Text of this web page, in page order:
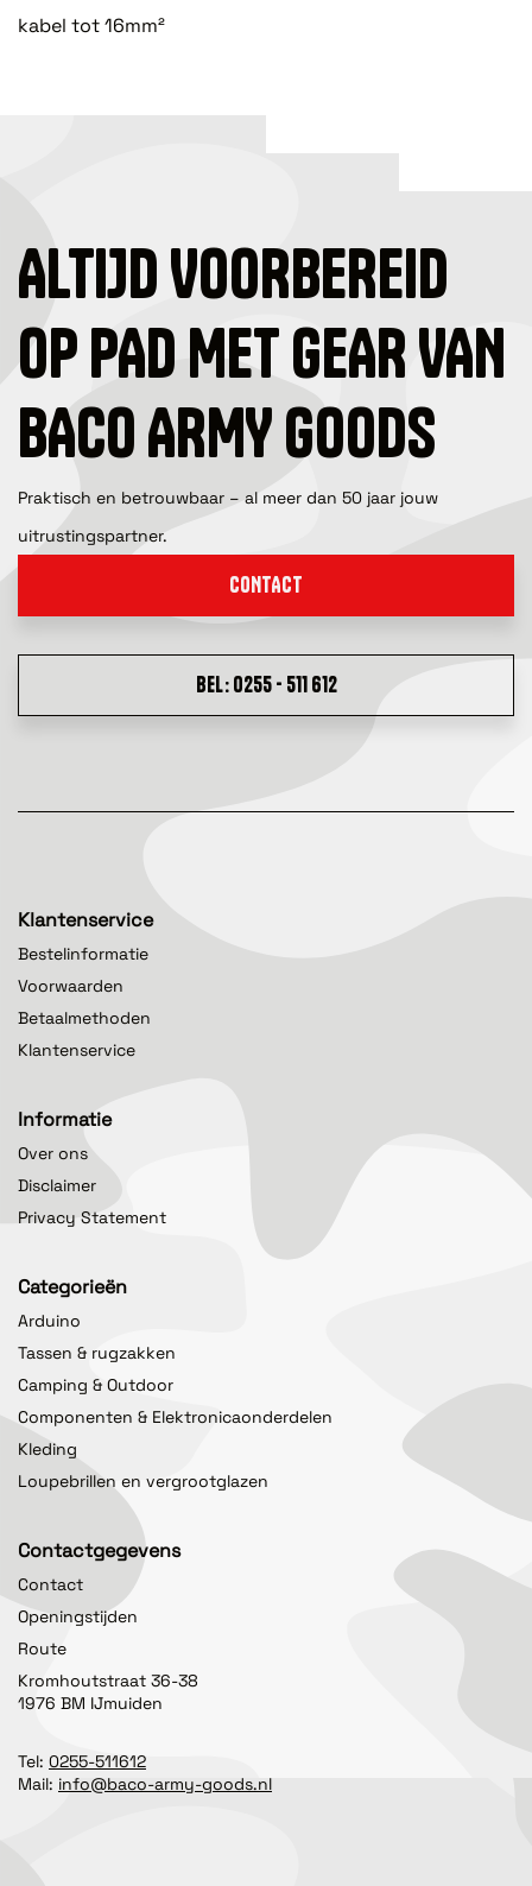
kabel tot 16mm²
ALTIJD VOORBEREID
OP PAD MET GEAR VAN
BACO ARMY GOODS
Praktisch en betrouwbaar – al meer dan 50 jaar jouw
uitrustingspartner.
CONTACT
BEL: 0255 - 511 612
Klantenservice
Bestelinformatie
Voorwaarden
Betaalmethoden
Klantenservice
Informatie
Over ons
Disclaimer
Privacy Statement
Categorieën
Arduino
Tassen & rugzakken
Camping & Outdoor
Componenten & Elektronicaonderdelen
Kleding
Loupebrillen en vergrootglazen
Contactgegevens
Contact
Openingstijden
Route
Kromhoutstraat 36-38
1976 BM IJmuiden
Tel: 0255-511612
Mail: info@baco-army-goods.nl